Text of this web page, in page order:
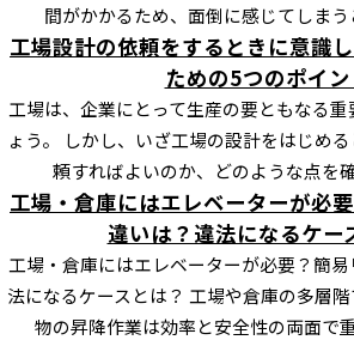
間がかかるため、面倒に感じてしま
工場設計の依頼をするときに意識
ための5つのポイン
工場は、企業にとって生産の要ともなる
ょう。 しかし、いざ工場の設計をはじめ
頼すればよいのか、どのような点を
工場・倉庫にはエレベーターが必
違いは？違法になるケー
工場・倉庫にはエレベーターが必要？簡
法になるケースとは？ 工場や倉庫の多層
物の昇降作業は効率と安全性の両面で